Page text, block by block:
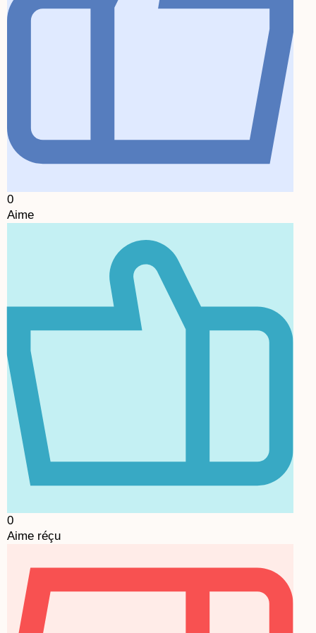
0
Aime
0
Aime réçu